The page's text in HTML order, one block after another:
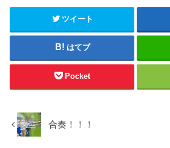
ツイート
はてブ
Pocket
合奏！！！